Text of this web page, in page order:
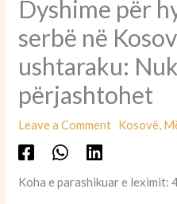
Dyshime për
serbë në
ushtaraku:
përjashtohet
Leave a Comment Kosovë,
Koha e parashikuar e leximit: